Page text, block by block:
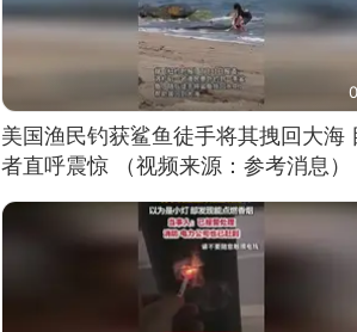
美国渔民钓获鲨鱼徒手将其拽回大海
者直呼震惊 （视频来源：参考消息）